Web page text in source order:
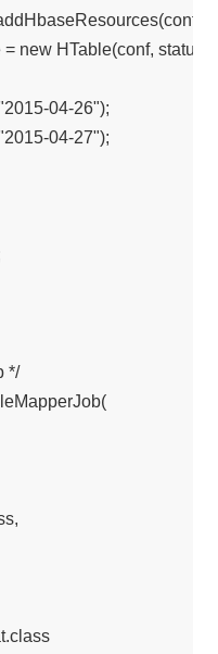
new HTable(conf,
04-26");
04-27");
*/